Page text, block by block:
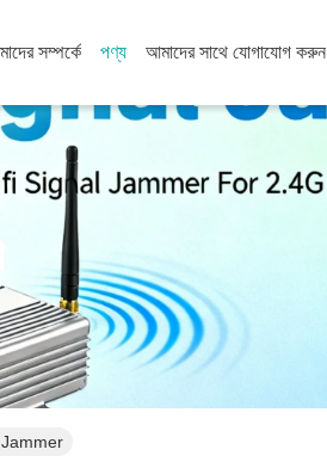
সম্পর্কে পণ্য আমাদের সাথে যোগাযোগ করুন
Jammer